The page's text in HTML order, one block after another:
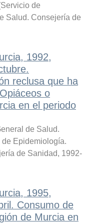
Servicio de
Salud. Consejería de
1992,
reclusa que ha
o
en el periodo
de Salud.
de Epidemiología.
de Sanidad, 1992-
1995,
Consumo de
de Murcia en